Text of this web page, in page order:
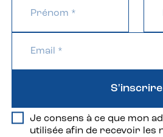
Je consens à ce que mon
utilisée afin de recevoir les
S'inscrire